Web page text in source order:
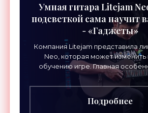
Умная гитара Litejam
подсветкой сама научит
- «Гаджеты»
Компания Litejam представила
Neo, которая может изменить
обучению игре. Главная
инструментов – встроенная
грифа. Светодиоды
Подробнее